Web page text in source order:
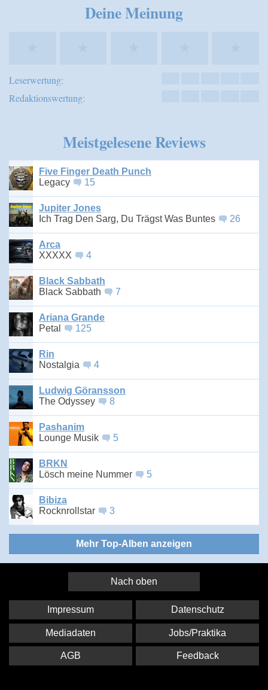
Deine Meinung
Leserwertung:
Redaktionswertung:
Meistgelesene Reviews
Five Finger Death Punch
Legacy
15
Jupiter Jones
Ich Trag Den Sarg, Du Trägst Was Buntes
26
Arca
XXXXX
4
Black Sabbath
Black Sabbath
7
Ariana Grande
Petal
125
Rin
Nostalgia
4
Ludwig Göransson
The Odyssey
8
Pashanim
Lounge Musik
5
BRKN
Lösch meine Nummer
5
Bibiza
Rocknrollstar
3
Mehr Top-Alben anzeigen
Nach oben
Impressum Datenschutz
Mediadaten Jobs/Praktika
AGB Feedback